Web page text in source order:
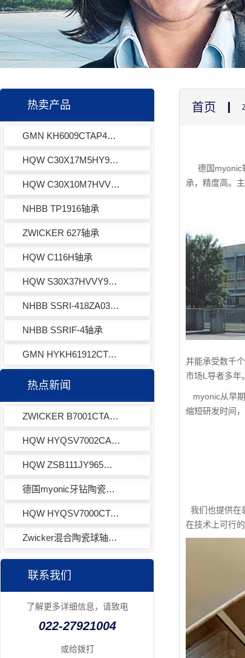
热卖产品
GMN KH6009CTAP4+轴承
HQW C30X17M5HY972轴承
HQW C30X10M7HVVY972轴承
NHBB TP1916轴承
ZWICKER 627轴承
HQW C116H轴承
HQW S30X37HVVY971轴承
NHBB SSRI-418ZA03轴承
NHBB SSRIF-4轴承
GMN HYKH61912CTAP4+轴承
热点新闻
ZWICKER B7001CTAP4GU主轴轴承
HQW HYQSV7002CACIWA7LD角接触球轴承
HQW ZSB111JY965精密主轴轴承
德国myonic牙钻陶瓷球轴承DBL612X-L23AR
HQW HYQSV7000CTAP4EQL13-3角接触球轴承
Zwicker混合陶瓷球轴承的特性
联系我们
了解更多详细信息，请致电
022-27921004
或给拨打
首页
德国myonic
承，精度高。
并能承受数千
市场L导者多年
myonic从早
缩短研发时间
我们也提供在
在技术上可行